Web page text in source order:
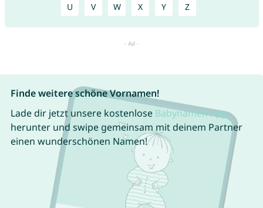
U V W X Y Z
Finde weitere schöne Vornamen!
Lade dir jetzt unsere kostenlose Babynamen App
herunter und swipe gemeinsam mit deinem Partner
einen wunderschönen Namen!